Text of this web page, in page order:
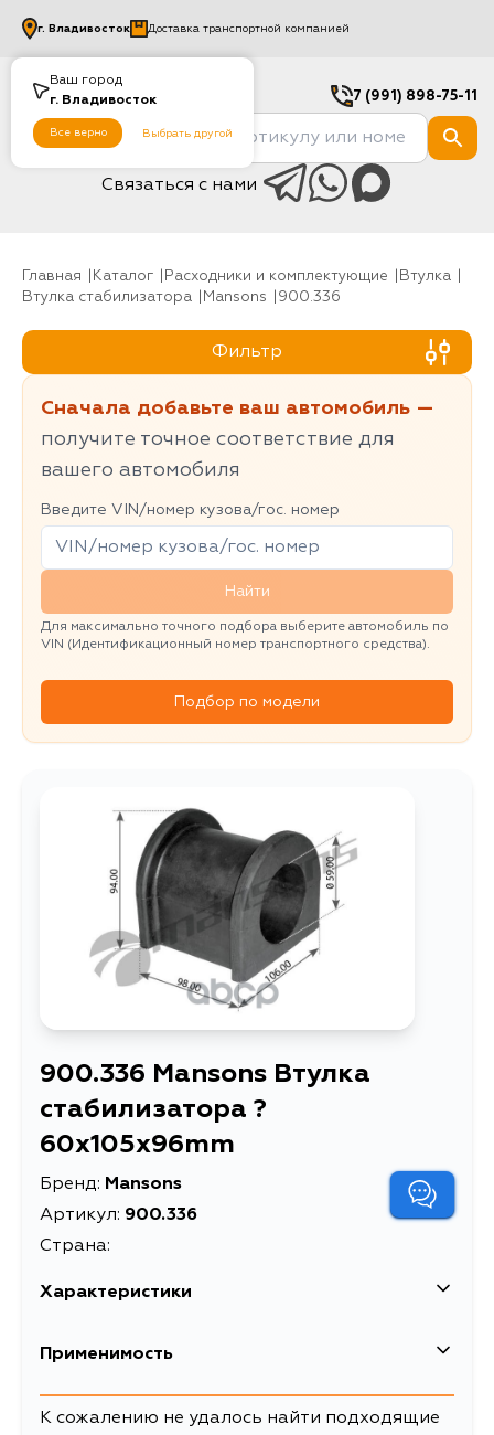
Ваш город
г. Владивосток
Все верно Выбрать другой
г. Владивосток Доставка транспортной компанией
7 (991) 898-75-11
Связаться с нами
Главная Каталог Расходники и комплектующие
Втулка
Втулка стабилизатора
Mansons 900.336
Фильтр
Сначала добавьте ваш автомобиль —
получите точное соответствие для
вашего автомобиля
Введите VIN/номер кузова/гос. номер
Найти
Для максимально точного подбора выберите автомобиль по
VIN (Идентификационный номер транспортного средства).
Подбор по модели
900.336 Mansons Втулка
стабилизатора ?
60x105x96mm
Бренд: Mansons
Артикул: 900.336
Страна:
Характеристики
Описание
втулки стабилизатора
Применимость
К сожалению не удалось найти подходящие